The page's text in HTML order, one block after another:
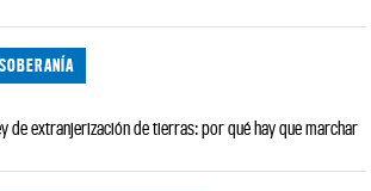
SOBERANÍA
de extranjerización de tierras: por qué hay que marchar